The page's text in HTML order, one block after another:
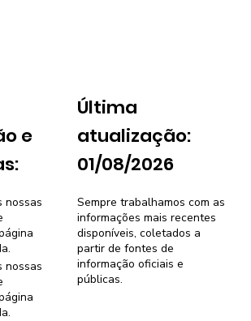
e
Última
atualização:
01/08/2026
Sempre trabalhamos com as
informações mais recentes
disponíveis, coletados a
partir de fontes de
informação oficiais e
públicas.
nossas
.
nossas
.